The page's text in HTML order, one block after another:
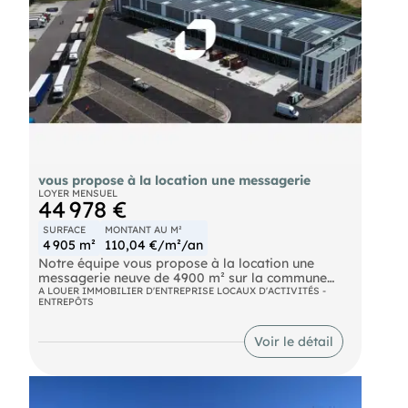
énergie, entretien, taxe foncière et TOM),
honoraires charge Preneur 16% HT du loyer
annuel. Honoraires de 38 400 € à la charge du
locataire. Provision sur charges 3 833 € HT/mois,
régularisation annuelle. Dépôt de garantie 50 000
€. Non soumis au DPE. Les informations sur les
risques auxquels ce bien est exposé sont
disponibles sur le site Géorisques :
https://www.georisques.gouv.fr.
vous propose à la location une messagerie
LOYER MENSUEL
44 978 €
SURFACE
4 905 m²
MONTANT AU M²
110,04 €/m²/an
Notre équipe vous propose à la location une
messagerie neuve de 4900 m² sur la commune
d'Ayguemorte à proximité immédiate de
l'autoroute A62. Disponibilité immédiate.
A LOUER IMMOBILIER D'ENTREPRISE LOCAUX D'ACTIVITÉS -
ENTREPÔTS
Voir le détail